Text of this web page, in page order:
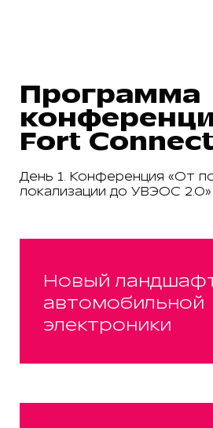
Программа
Fort
День 1. Конференция «От
локализации до УВЭОС 2.0»
Новый
автомобильной
электроники